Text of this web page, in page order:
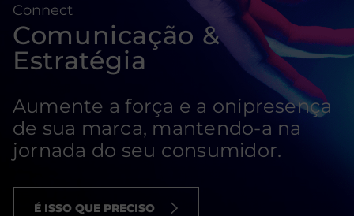
Connect
Comunicação &
Estratégia
Aumente a força e a onipresença
de sua marca, mantendo-a na
jornada do seu consumidor.
É ISSO QUE PRECISO